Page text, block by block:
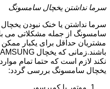
سرما نداشتن یخچال سامسونگ
سرما نداشتن یا خنک نبودن یخچال
سامسونگ از جمله مشکلاتی می
مشتریان حداقل برای یکبار
نکند لازم است که حتما تمام
یخچال سامسونگ بررسی گردد:
موتور یا کمپرسور